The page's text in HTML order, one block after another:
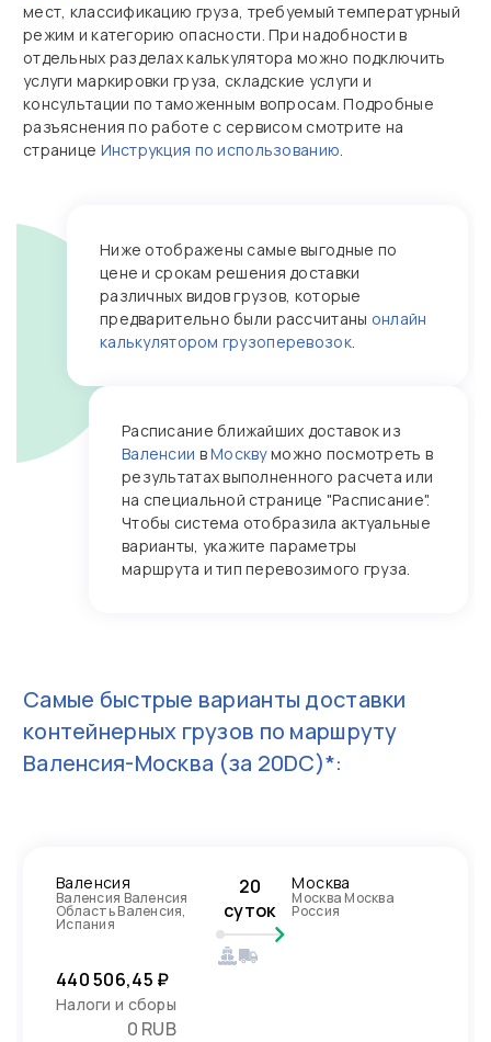
мест, классификацию груза, требуемый температурный
режим и категорию опасности. При надобности в
отдельных разделах калькулятора можно подключить
услуги маркировки груза, складские услуги и
консультации по таможенным вопросам. Подробные
разъяснения по работе с сервисом смотрите на
странице Инструкция по использованию.
Ниже отображены самые выгодные по
цене и срокам решения доставки
различных видов грузов, которые
предварительно были рассчитаны онлайн
калькулятором грузоперевозок.
Расписание ближайших доставок из
Валенсии вМосквуможно посмотреть в
результатах выполненного расчета или
на специальной странице "Расписание".
Чтобы система отобразила актуальные
варианты, укажите параметры
маршрута и тип перевозимого груза.
Самые быстрые варианты доставки
контейнерных грузов по маршруту
Валенсия-Москва (за 20DC)*:
Валенсия
Валенсия Валенсия
Область Валенсия,
Испания
20
суток
Москва
Москва Москва
Россия
440 506,45 ₽
Налоги и сборы
0 RUB